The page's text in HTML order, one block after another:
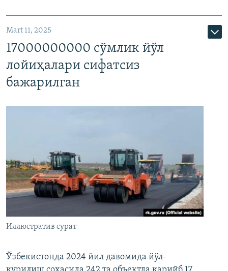
Mart 11, 2025
17000000000 сўмлик йўл
лойиҳалари сифатсиз
бажарилган
Иллюстратив сурат
Ўзбекистонда 2024 йил давомида йўл-